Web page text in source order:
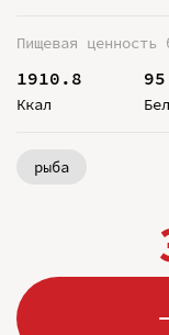
Пищевая ценность
1910.8
Ккал
рыба